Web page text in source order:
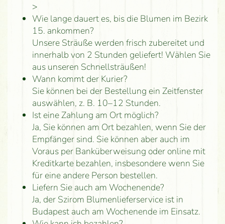
>
Wie lange dauert es, bis die Blumen im Bezirk
15. ankommen?
Unsere Sträuße werden frisch zubereitet und
innerhalb von 2 Stunden geliefert! Wählen Sie
aus unseren Schnellsträußen!
Wann kommt der Kurier?
Sie können bei der Bestellung ein Zeitfenster
auswählen, z. B. 10–12 Stunden.
Ist eine Zahlung am Ort möglich?
Ja, Sie können am Ort bezahlen, wenn Sie der
Empfänger sind. Sie können aber auch im
Voraus per Banküberweisung oder online mit
Kreditkarte bezahlen, insbesondere wenn Sie
für eine andere Person bestellen.
Liefern Sie auch am Wochenende?
Ja, der Szirom Blumenlieferservice ist in
Budapest auch am Wochenende im Einsatz.